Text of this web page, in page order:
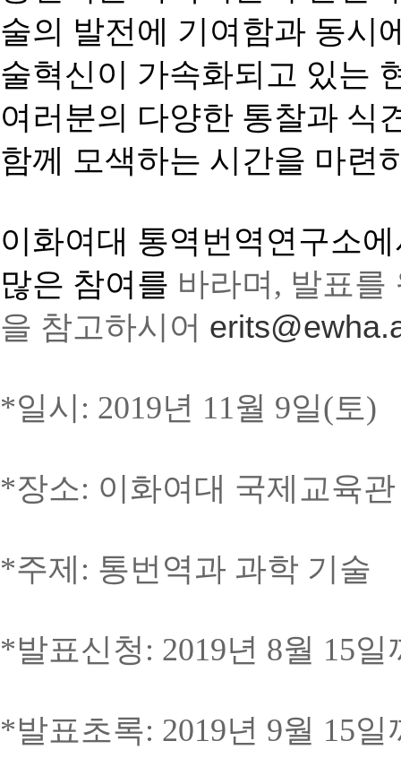
술의 발전에 기여함과 동시
술혁신이 가속화되고 있는
여러분의 다양한 통찰과 식
함께 모색하는 시간을 마련
이화여대 통역번역연구소
많은 참여를 바라며 , 발표를
을 참고하시어
*일시 : 2019년 11월 9일(토)
*장소: 이화여대 국제교육관
*주제: 통번역과 과학 기술
*발표신청: 2019년 8월 15
*발표초록: 2019년 9월 15일